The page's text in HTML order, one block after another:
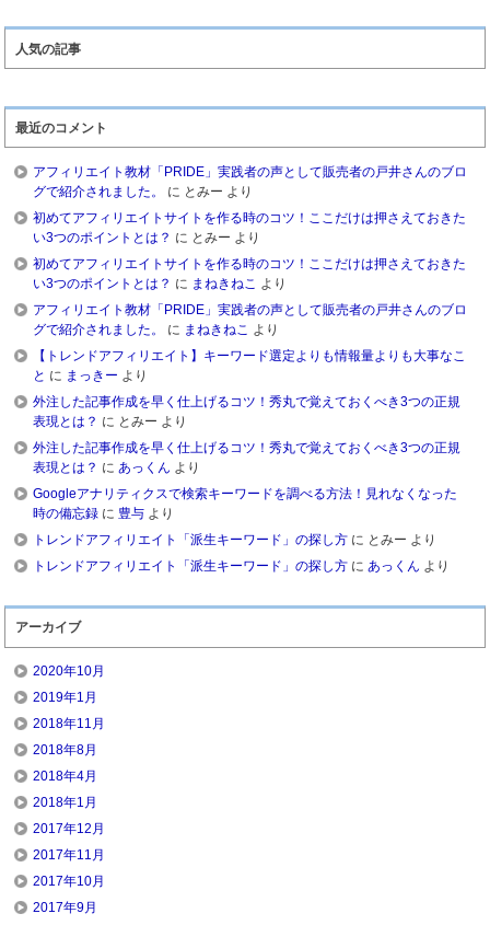
人気の記事
最近のコメント
アフィリエイト教材「PRIDE」実践者の声として販売者の戸井さんのブロ
グで紹介されました。
に とみー より
初めてアフィリエイトサイトを作る時のコツ！ここだけは押さえておきた
い3つのポイントとは？ に とみー より
初めてアフィリエイトサイトを作る時のコツ！ここだけは押さえておきた
い3つのポイントとは？ に まねきねこ より
アフィリエイト教材「PRIDE」実践者の声として販売者の戸井さんのブロ
グで紹介されました。
に まねきねこ より
【トレンドアフィリエイト】キーワード選定よりも情報量よりも大事なこ
と に まっきー より
外注した記事作成を早く仕上げるコツ！秀丸で覚えておくべき3つの正規
表現とは？ に とみー より
外注した記事作成を早く仕上げるコツ！秀丸で覚えておくべき3つの正規
表現とは？ にあっくん より
Googleアナリティクスで検索キーワードを調べる方法！見れなくなった
時の備忘録 に 豊与 より
トレンドアフィリエイト「派生キーワード」の探し方 に とみー より
トレンドアフィリエイト「派生キーワード」の探し方 にあっくん より
アーカイブ
2020年10月
2019年1月
2018年11月
2018年8月
2018年4月
2018年1月
2017年12月
2017年11月
2017年10月
2017年9月